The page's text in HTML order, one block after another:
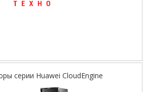
серии Huawei CloudEngine